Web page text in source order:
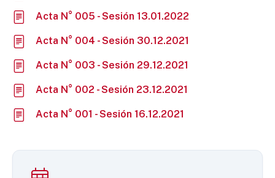
Acta N° 005 - Sesión 13.01.2022
Acta N° 004 - Sesión 30.12.2021
Acta N° 003 - Sesión 29.12.2021
Acta N° 002 - Sesión 23.12.2021
Acta N° 001 - Sesión 16.12.2021